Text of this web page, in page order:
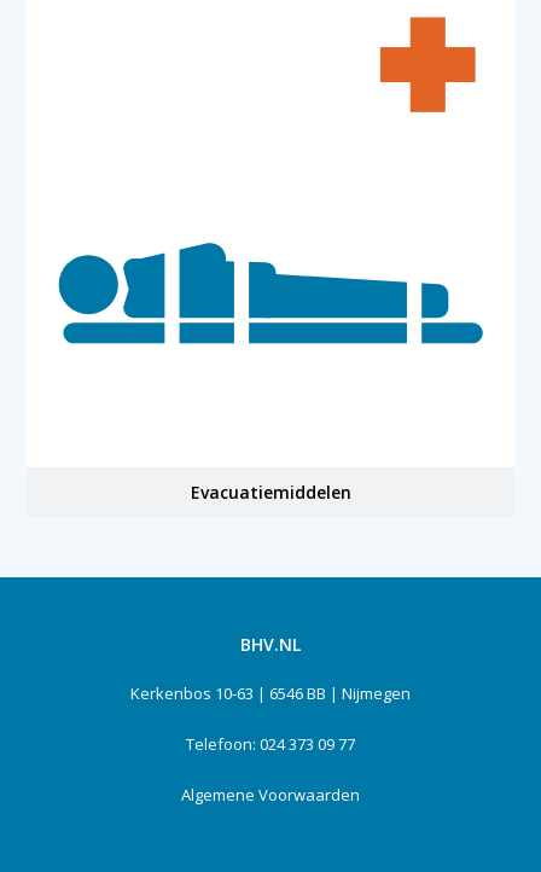
Evacuatiemiddelen
BHV.NL
Kerkenbos 10-63 | 6546 BB | Nijmegen
Telefoon: 024 373 09 77
Algemene Voorwaarden